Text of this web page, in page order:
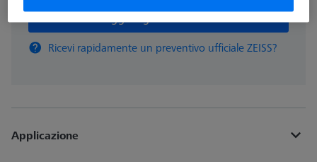
Ricevi rapidamente un preventivo ufficiale ZEISS?
Applicazione